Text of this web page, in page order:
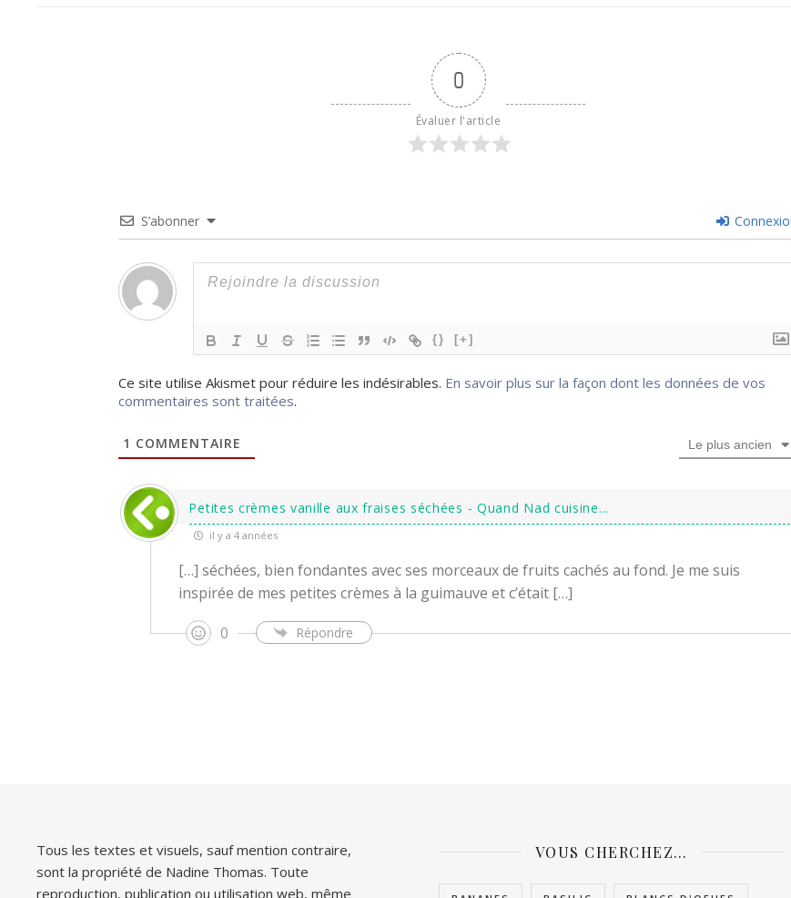
0
Évaluer l'article
S’abonner
{} [+]
Ce site utilise Akismet pour réduire les indésirables. En savoir plus sur la façon dont les données de vos
commentaires sont traitées.
1 COMMENTAIRE Le plus ancien
Petites crèmes vanille aux fraises séchées - Quand Nad cuisine...
il y a 4 années
[…] séchées, bien fondantes avec ses morceaux de fruits cachés au fond. Je me suis
inspirée de mes petites crèmes à la guimauve et c’était […]
0
Répondre
Tous les textes et visuels, sauf mention contraire,
sont la propriété de Nadine Thomas. Toute
reproduction, publication ou utilisation web, même
VOUS CHERCHEZ…